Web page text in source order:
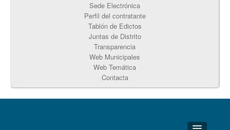
Sede Electrónica
Perfil del contratante
Tablón de Edictos
Juntas de Distrito
Transparencia
Web Municipales
Web Temática
Contacta